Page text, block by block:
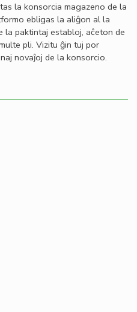
la konsorcia magazeno de la
ebligas la aliĝon al la
la paktintaj establoj, aĉeton de
pli. Vizitu ĝin tuj por
novaĵoj de la konsorcio.